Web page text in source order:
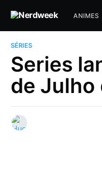
ANIMES
SÉRIES
Series
de Julho